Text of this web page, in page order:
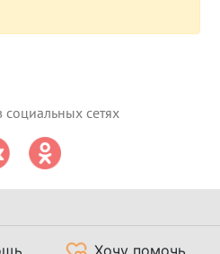
социальных сетях